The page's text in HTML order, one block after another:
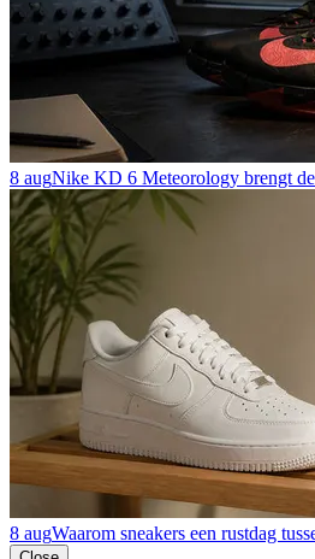
8 augNike KD 6 Meteorology brengt
8 augWaarom sneakers een rustdag